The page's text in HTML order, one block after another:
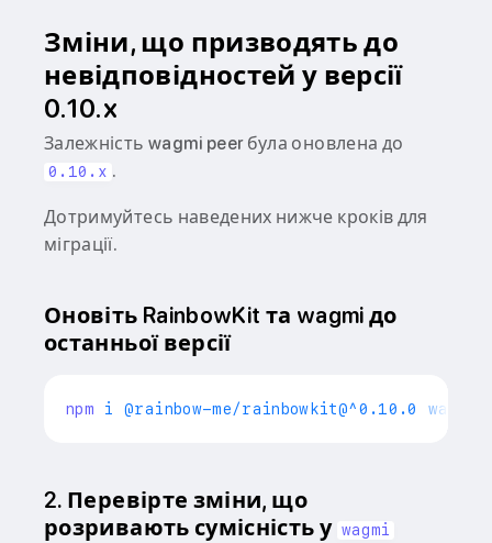
Зміни, що призводять до
невідповідностей у версії
0.10.x
Залежність wagmi peer була оновлена до
0.10.x .
Дотримуйтесь наведених нижче кроків для
міграції.
Оновіть RainbowKit та wagmi до
останньої версії
npm
2. Перевірте зміни, що
розривають сумісність у wagmi